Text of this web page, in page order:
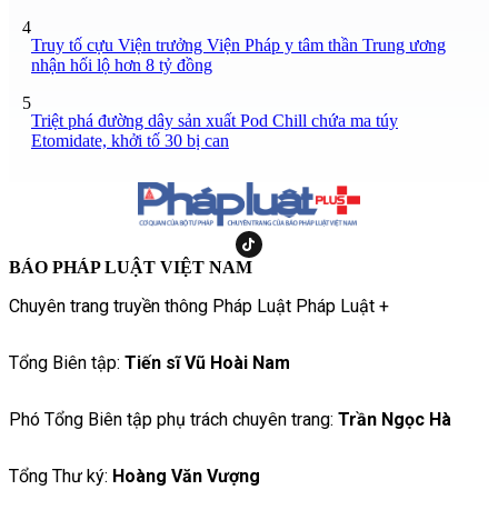
4
Truy tố cựu Viện trưởng Viện Pháp y tâm thần Trung ương
nhận hối lộ hơn 8 tỷ đồng
5
Triệt phá đường dây sản xuất Pod Chill chứa ma túy
Etomidate, khởi tố 30 bị can
BÁO PHÁP LUẬT VIỆT NAM
Chuyên trang truyền thông Pháp Luật Pháp Luật +
Tổng Biên tập: Tiến sĩ Vũ Hoài Nam
Phó Tổng Biên tập phụ trách chuyên trang: Trần Ngọc Hà
Tổng Thư ký: Hoàng Văn Vượng